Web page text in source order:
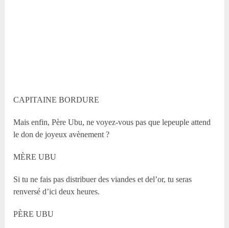
CAPITAINE BORDURE
Mais enfin, Père Ubu, ne voyez-vous pas que lepeuple attend
le don de joyeux avènement ?
MÈRE UBU
Si tu ne fais pas distribuer des viandes et del’or, tu seras
renversé d’ici deux heures.
PÈRE UBU